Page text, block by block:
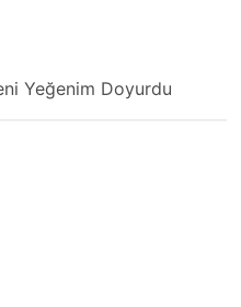
Yeğenim Doyurdu